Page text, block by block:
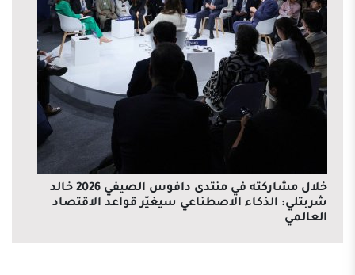
خلال مشاركته في منتدى دافوس الصيفي 2026 خالد
شربتلي: الذكاء الاصطناعي سيغيّر قواعد الاقتصاد
العالمي